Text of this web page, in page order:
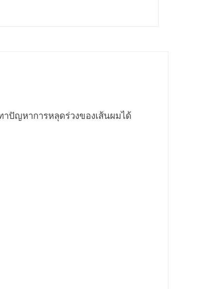
าปัญหาการหลุดร่วงของเส้นผมได้